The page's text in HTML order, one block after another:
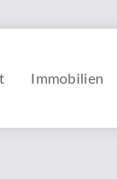
Immobilien